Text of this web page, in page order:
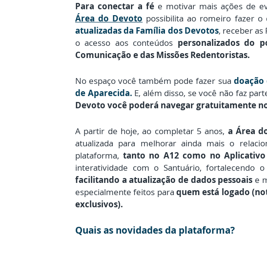
Para conectar a fé e motivar mais ações de
Área do Devoto possibilita ao romeiro fazer o
atualizadas da Família dos Devotos, receber as
o acesso aos conteúdos personalizados do
Comunicação e das Missões Redentoristas.
No espaço você também pode fazer sua doação
de Aparecida. E, além disso, se você não faz
Devoto você poderá navegar gratuitamente
A partir de hoje, ao completar 5 anos, a Área
atualizada para melhorar ainda mais o
plataforma, tanto no A12 como no Aplicativo
interatividade com o Santuário, fortalecendo
facilitando a atualização de dados pessoais e
especialmente feitos para quem está logado
exclusivos).
Quais as novidades da plataforma?